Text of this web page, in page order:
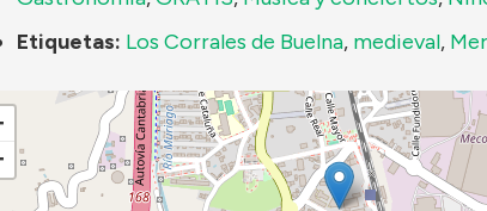
Etiquetas: Los Corrales de Buelna, medieval,